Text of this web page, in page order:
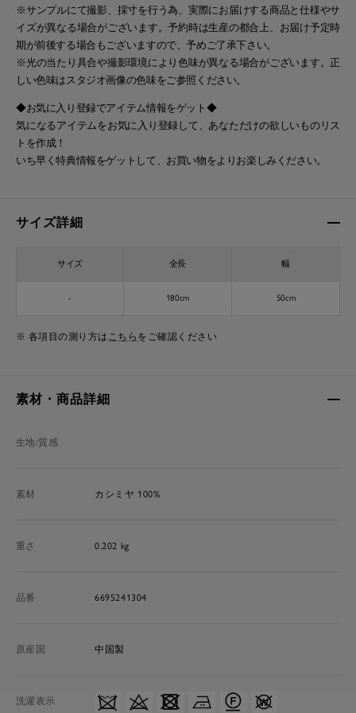
※サンプルにて撮影、採寸を行う為、実際にお届けする商品と仕様やサ
イズが異なる場合がございます。予約時は生産の都合上、お届け予定時
期が前後する場合もございますので、予めご了承下さい。
※光の当たり具合や撮影環境により色味が異なる場合がございます。正
しい色味はスタジオ画像の色味をご参照ください。
◆お気に入り登録でアイテム情報をゲット◆
気になるアイテムをお気に入り登録して、あなただけの欲しいものリス
トを作成！
いち早く特典情報をゲットして、お買い物をよりお楽しみください。
サイズ詳細
サイズ 全長 幅
- 180cm 50cm
※ 各項目の測り方は こちら をご確認ください
素材・商品詳細
生地/質感
素材 カシミヤ 100%
重さ 0.202 kg
品番 6695241304
原産国 中国製
洗濯表示